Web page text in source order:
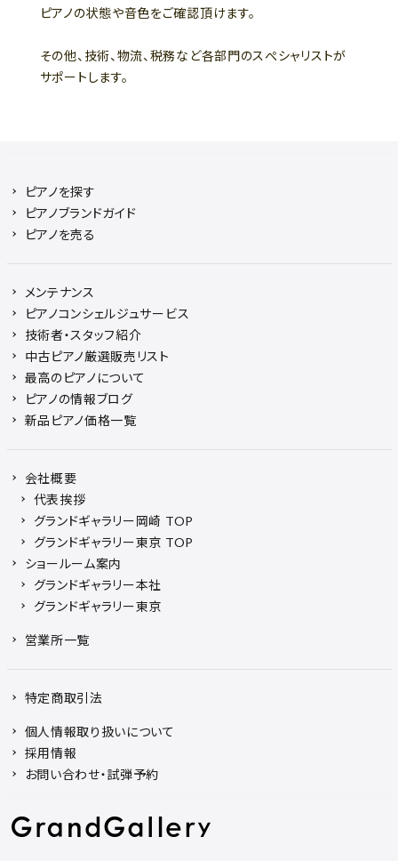
ピアノの状態や音色をご確認頂けます。
その他、技術、物流、税務など各部門のスぺシャリストが
サポートします。
ピアノを探す
ピアノブランドガイド
ピアノを売る
メンテナンス
ピアノコンシェルジュサービス
技術者・スタッフ紹介
中古ピアノ厳選販売リスト
最高のピアノについて
ピアノの情報ブログ
新品ピアノ価格一覧
会社概要
代表挨拶
グランドギャラリー岡崎 TOP
グランドギャラリー東京 TOP
ショールーム案内
グランドギャラリー本社
グランドギャラリー東京
営業所一覧
特定商取引法
個人情報取り扱いについて
採用情報
お問い合わせ・試弾予約